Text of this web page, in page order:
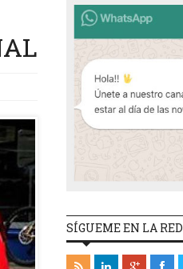
SÍGUEME EN LA RED